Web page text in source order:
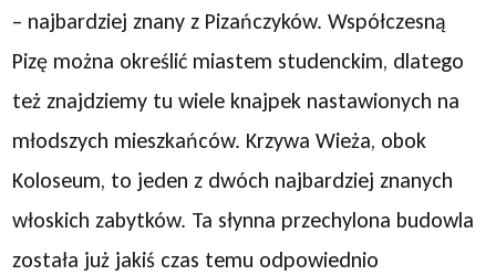
– najbardziej znany z Pizańczyków. Współczesną
Pizę można określić miastem studenckim, dlatego
też znajdziemy tu wiele knajpek nastawionych na
młodszych mieszkańców. Krzywa Wieża, obok
Koloseum, to jeden z dwóch najbardziej znanych
włoskich zabytków. Ta słynna przechylona budowla
została już jakiś czas temu odpowiednio